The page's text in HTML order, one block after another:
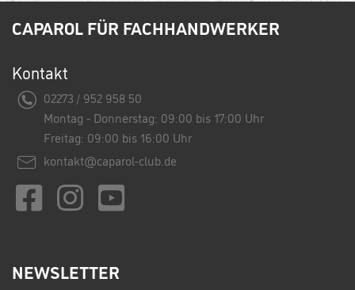
CAPAROL FÜR FACHHANDWERKER
Kontakt
02273 / 952 958 50
Montag - Donnerstag: 09:00 bis 17:00 Uhr
Freitag: 09:00 bis 16:00 Uhr
kontakt@caparol-club.de
NEWSLETTER